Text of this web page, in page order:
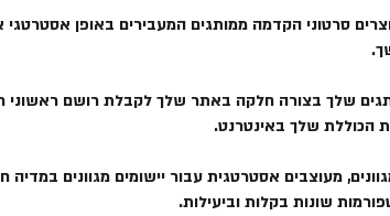
סרטוני הקדמה ממותגים המעבירים באופן
שלך בצורה חלקה באתר שלך לקבלת רושם ראשוני
הכוללת שלך באינטרנט.
מעוצבים אסטרטגית עבור יישומים מגוונים
שונות בקלות וביעילות.